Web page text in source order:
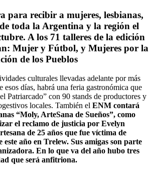
para recibir a mujeres, lesbianas,
toda la Argentina y la región el
A los 71 talleres de la edición
Mujer y Fútbol, y Mujeres por la
de los Pueblos
culturales llevadas adelante por más
esos días, habrá una feria gastronómica que
Patriarcado” con 90 stands de productores y
locales. También el ENM contará
“Moly, ArteSana de Sueños”, como
el reclamo de justicia por Evelyn
de 25 años que fue víctima de
año en Trelew. Sus amigas son parte
En lo que va del año hubo tres
que será anfitriona.